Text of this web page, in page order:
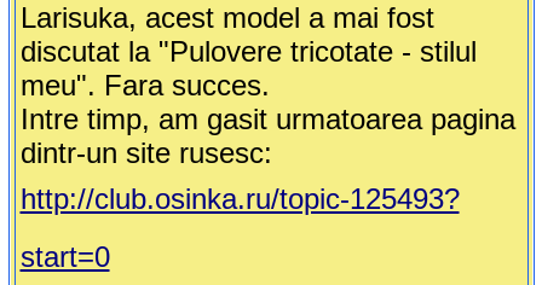
Larisuka, acest model a mai fost
discutat la "Pulovere tricotate - stilul
meu". Fara succes.
Intre timp, am gasit urmatoarea pagina
dintr-un site rusesc:
http://club.osinka.ru/topic-125493?
start=0